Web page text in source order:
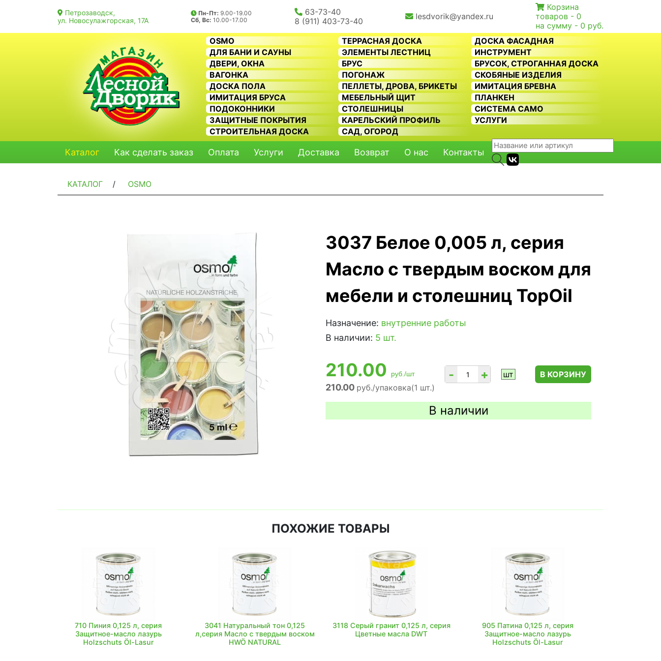
Петрозаводск,
ул. Новосулажгорская, 17А
Пн-Пт: 9.00-19.00
Сб, Вс: 10.00-17.00
63-73-40
8 (911) 403-73-40
lesdvorik@yandex.ru
Корзина
товаров - 0
на сумму - 0 руб.
OSMO
ТЕРРАСНАЯ ДОСКА
ДОСКА ФАСАДНАЯ
ДЛЯ БАНИ И САУНЫ
ЭЛЕМЕНТЫ ЛЕСТНИЦ
ИНСТРУМЕНТ
ДВЕРИ, ОКНА
БРУС
БРУСОК, СТРОГАННАЯ ДОСКА
ВАГОНКА
ПОГОНАЖ
СКОБЯНЫЕ ИЗДЕЛИЯ
ДОСКА ПОЛА
ПЕЛЛЕТЫ, ДРОВА, БРИКЕТЫ
ИМИТАЦИЯ БРЕВНА
ИМИТАЦИЯ БРУСА
МЕБЕЛЬНЫЙ ЩИТ
ПЛАНКЕН
ПОДОКОННИКИ
СТОЛЕШНИЦЫ
СИСТЕМА CAMO
ЗАЩИТНЫЕ ПОКРЫТИЯ
КАРЕЛЬСКИЙ ПРОФИЛЬ
УСЛУГИ
СТРОИТЕЛЬНАЯ ДОСКА
САД, ОГОРОД
Каталог Как сделать заказ Оплата Услуги Доставка Возврат О нас Контакты
КАТАЛОГ / OSMO
3037 Белое 0,005 л, серия
Масло с твердым воском для
мебели и столешниц TopOil
Назначение: внутренние работы
В наличии: 5 шт.
210.00 руб./шт
210.00 руб./упаковка(1 шт.)
- + шт В КОРЗИНУ
В наличии
ПОХОЖИЕ ТОВАРЫ
710 Пиния 0,125 л, серия
Защитное-масло лазурь
Holzschuts Öl-Lasur
3041 Натуральный тон 0,125
л,серия Масло с твердым воском
HWÖ NATURAL
3118 Серый гранит 0,125 л, серия
Цветные масла DWT
905 Патина 0,125 л, серия
Защитное-масло лазурь
Holzschuts Öl-Lasur